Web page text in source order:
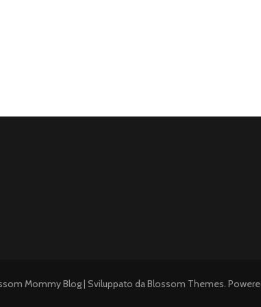
Mommy Blog | Sviluppato daBlossom Themes.